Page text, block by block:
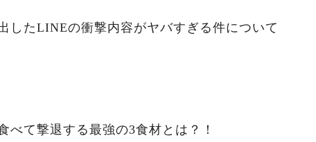
したLINEの衝撃内容がヤバすぎる件について
べて撃退する最強の3食材とは？！